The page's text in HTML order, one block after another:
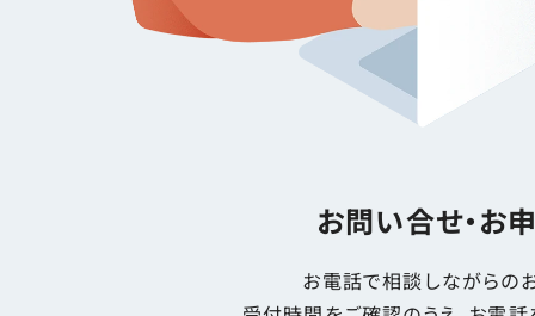
お問い合せ・お
お電話で相談しながらの